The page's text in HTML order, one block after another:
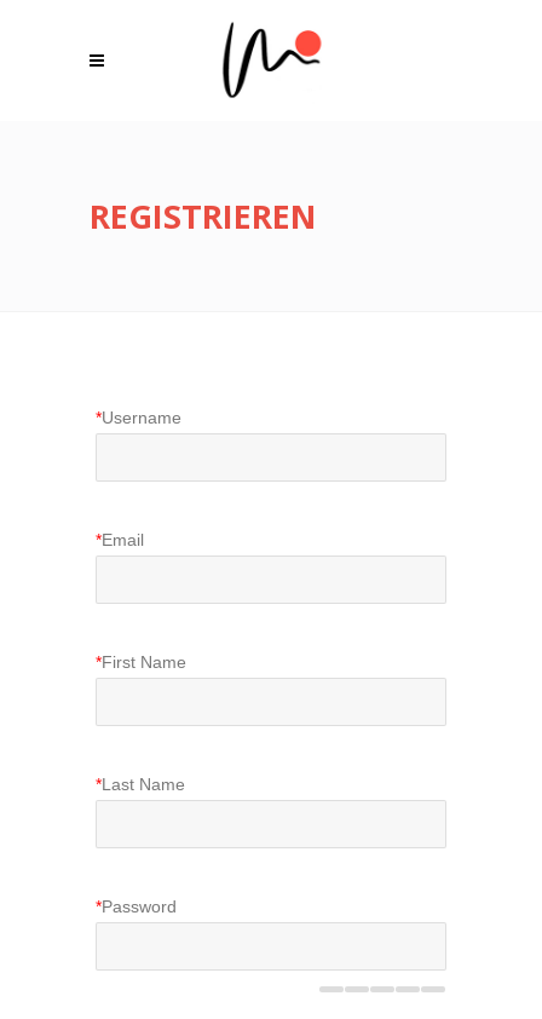
REGISTRIEREN
*Username
*Email
*First Name
*Last Name
*Password